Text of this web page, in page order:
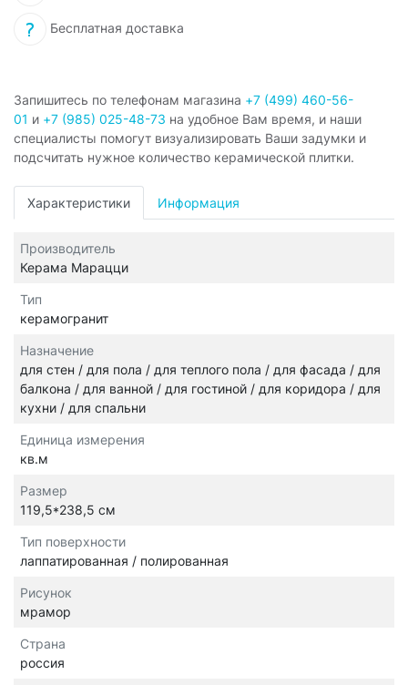
Бесплатная доставка
Запишитесь по телефонам магазина +7 (499) 460-56-
01 и +7 (985) 025-48-73 на удобное Вам время, и наши
специалисты помогут визуализировать Ваши задумки и
подсчитать нужное количество керамической плитки.
Характеристики Информация
Производитель
Керама Марацци
Тип
керамогранит
Назначение
для стен / для пола / для теплого пола / для фасада / для
балкона / для ванной / для гостиной / для коридора / для
кухни / для спальни
Единица измерения
кв.м
Размер
119,5*238,5 см
Тип поверхности
лаппатированная / полированная
Рисунок
мрамор
Страна
россия